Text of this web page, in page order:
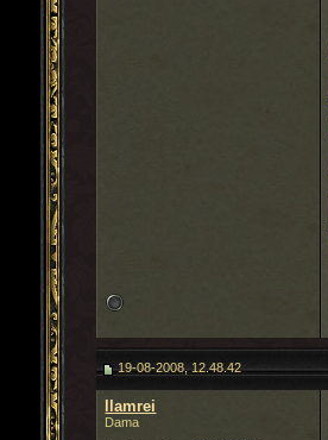
19-08-2008, 12.48.42
llamrei
Dama